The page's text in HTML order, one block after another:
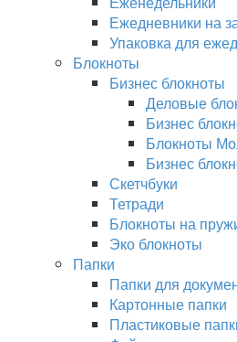
Ежедневники на
Упаковка для
Блокноты
Бизнес блокноты
Деловые
Бизнес
Блокноты
Бизнес
Скетчбуки
Тетради
Блокноты на
Эко блокноты
Папки
Папки для
Картонные папки
Пластиковые